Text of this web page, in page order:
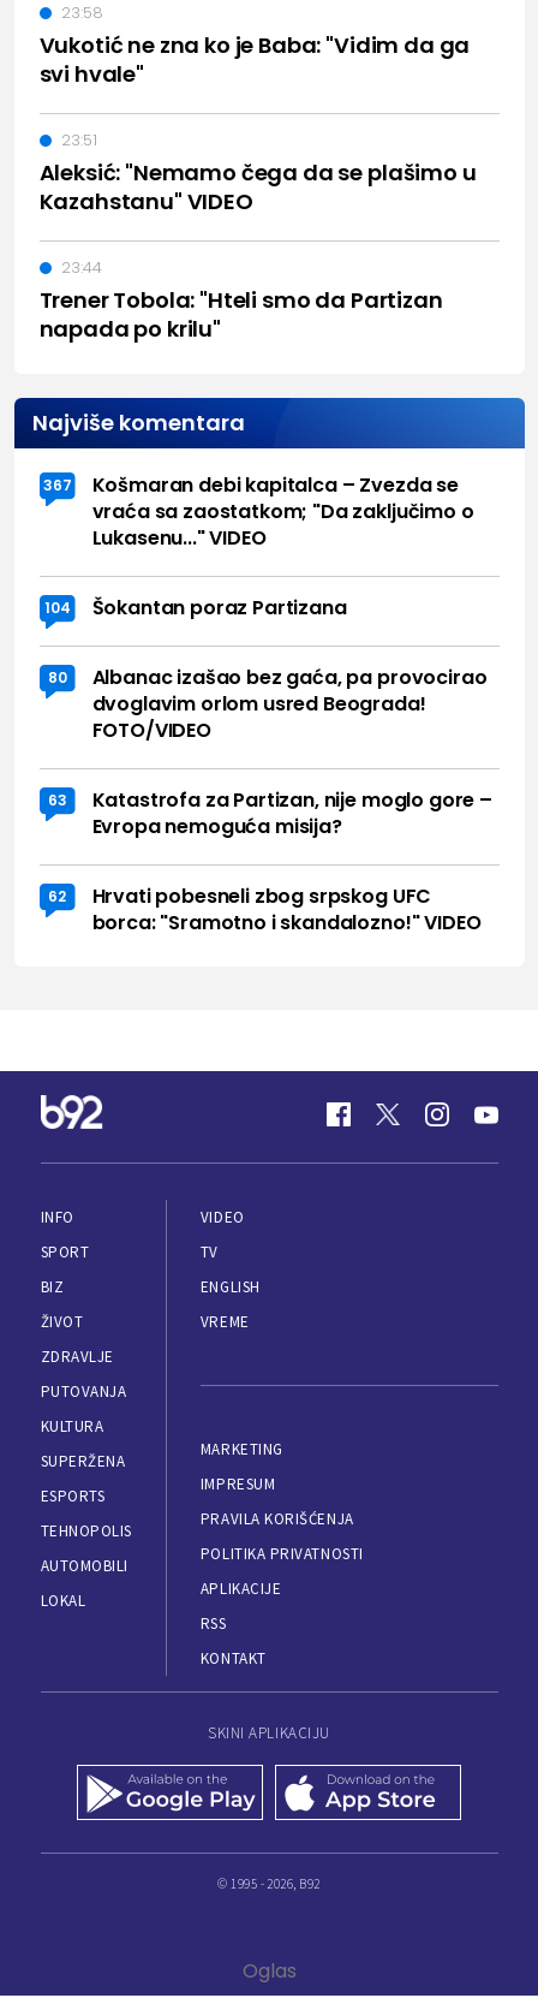
Vukotić ne zna ko je Baba: "Vidim da ga
svi hvale"
23:58
Aleksić: "Nemamo čega da se plašimo u
Kazahstanu" VIDEO
23:51
Trener Tobola: "Hteli smo da Partizan
napada po krilu"
23:44
Najviše komentara
367
Košmaran debi kapitalca – Zvezda se
vraća sa zaostatkom; "Da zaključimo o
Lukasenu..." VIDEO
104 Šokantan poraz Partizana
80
Albanac izašao bez gaća, pa provocirao
dvoglavim orlom usred Beograda!
FOTO/VIDEO
63
Katastrofa za Partizan, nije moglo gore –
Evropa nemoguća misija?
62
Hrvati pobesneli zbog srpskog UFC
borca: "Sramotno i skandalozno!" VIDEO
INFO
SPORT
BIZ
ŽIVOT
ZDRAVLJE
PUTOVANJA
KULTURA
SUPERŽENA
ESPORTS
TEHNOPOLIS
AUTOMOBILI
LOKAL
VIDEO
TV
ENGLISH
VREME
MARKETING
IMPRESUM
PRAVILA KORIŠĆENJA
POLITIKA PRIVATNOSTI
APLIKACIJE
RSS
KONTAKT
SKINI APLIKACIJU
© 1995 - 2026, B92